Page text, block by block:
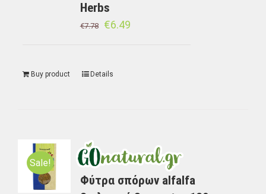
Herbs
€7.78 €6.49
Buy product Details
Sale!
Φύτρα σπόρων alfalfa